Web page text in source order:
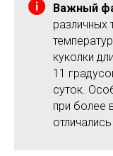
Важный
различных
куколки
11
суток.
при более